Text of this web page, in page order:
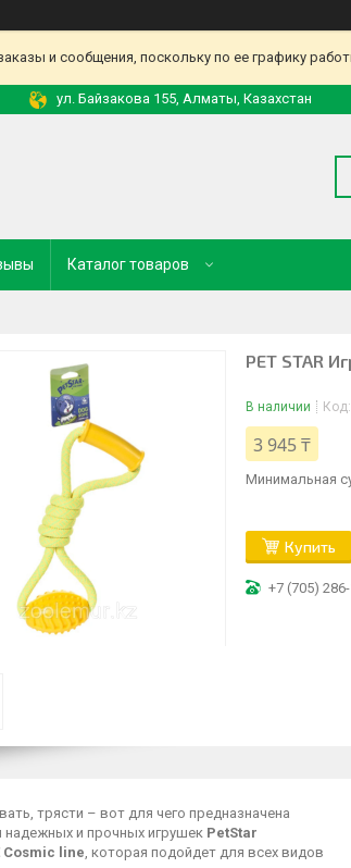
и сообщения, поскольку по ее графику
ул. Байзакова 155, Алматы, Казахстан
Каталог товаров
PET STAR
В наличии Код:
3 945 ₸
Минимальная
Купить
+7 (705)
трясти – вот для чего предназначена
надежных и прочных игрушек PetStar
Cosmic line, которая подойдет для всех видов